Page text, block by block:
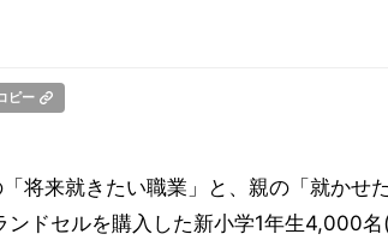
ピー
将来就きたい職業」と、親の「就かせ
ンドセルを購入した新小学1年生4,000